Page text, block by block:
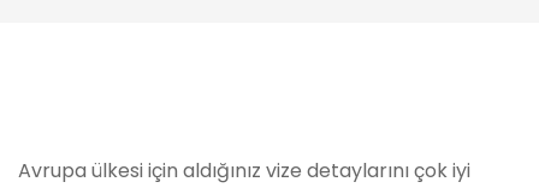
Avrupa ülkesi için aldığınız vize detaylarını çok iyi